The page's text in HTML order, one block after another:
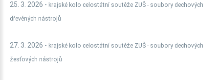
25. 3. 2026 - krajské kolo celostátní soutěže ZUŠ - soubory dechových
dřevěných nástrojů
27. 3. 2026 - krajské kolo celostátní soutěže ZUŠ - soubory dechových
žesťových nástrojů